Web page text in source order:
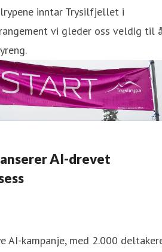
inntar Trysilfjellet i
vi gleder oss veldig til
AI-drevet
AI-kampanje, med 2.000